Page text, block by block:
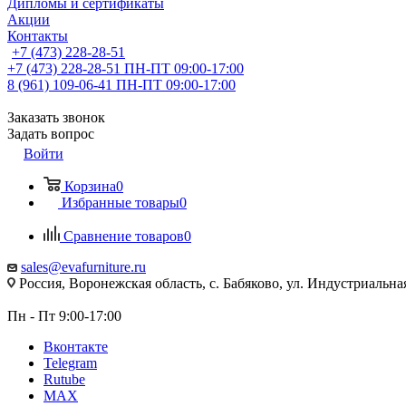
Дипломы и сертификаты
Акции
Контакты
+7 (473) 228-28-51
+7 (473) 228-28-51 ПН-ПТ 09:00-17:00
8 (961) 109-06-41 ПН-ПТ 09:00-17:00
Заказать звонок
Задать вопрос
Войти
Корзина0
Избранные товары0
Сравнение товаров0
sales@evafurniture.ru
Россия, Воронежская область, с. Бабяково, ул.
Пн - Пт 9:00-17:00
Вконтакте
Telegram
Rutube
MAX